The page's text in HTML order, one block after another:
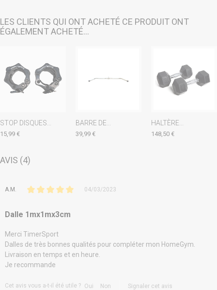
LES CLIENTS QUI ONT ACHETÉ CE PRODUIT ONT
ÉGALEMENT ACHETÉ...
STOP DISQUES...
15,99 €
BARRE DE...
39,99 €
HALTÈRE...
148,50 €
AVIS (4)
A.M. 04/03/2023
Dalle 1mx1mx3cm
Merci TimerSport
Dalles de très bonnes qualités pour compléter mon HomeGym.
Livraison en temps et en heure.
Je recommande
Cet avis vous a-t-il été utile ? Oui Non Signaler cet avis